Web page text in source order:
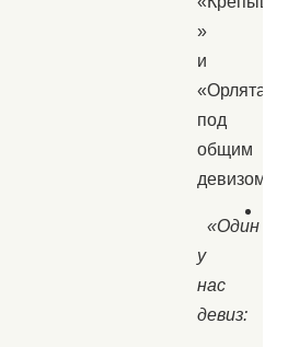
»
и
«Орлята»
под
общим
девизом:
«Один
у
нас
девиз: